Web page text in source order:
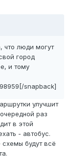
что люди могут
город
и тому
snapback]
улучшит
раз
в этой
- автобус.
будут всё